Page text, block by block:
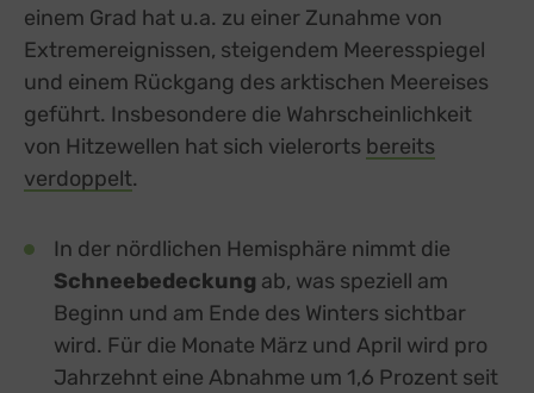
einem Grad hat u.a. zu einer Zunahme von
Extremereignissen, steigendem Meeresspiegel
und einem Rückgang des arktischen Meereises
geführt. Insbesondere die Wahrscheinlichkeit
von Hitzewellen hat sich vielerorts bereits
verdoppeltexternal link, opens in a new tab
.
In der nördlichen Hemisphäre nimmt die
Schneebedeckung ab, was speziell am
Beginn und am Ende des Winters sichtbar
wird. Für die Monate März und April wird pro
Jahrzehnt eine Abnahme um 1,6 Prozent seit